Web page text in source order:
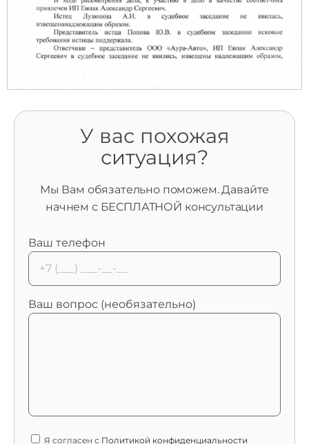
У вас похожая
ситуация?
Мы Вам обязательно поможем. Давайте
начнем с БЕСПЛАТНОЙ консультации
Ваш телефон
Ваш вопрос (необязательно)
Я согласен с Политикой конфиденциальности